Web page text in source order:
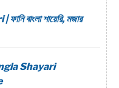
বাংলা শায়েরি, মজার
Shayari